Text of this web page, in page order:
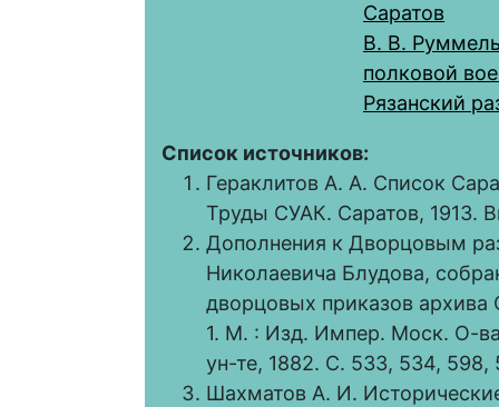
Саратов
В. В.
полковой
Рязанский
Список источников:
Гераклитов А. А. Список
Труды СУАК. Саратов, 1913.
Дополнения к Дворцовым
Николаевича Блудова,
дворцовых приказов
1. М. : Изд. Импер. Моск. О-
ун-те, 1882. С. 533, 534, 598,
Шахматов А. И.